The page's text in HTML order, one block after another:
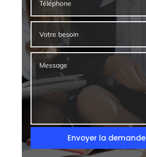
Envoyer la demande